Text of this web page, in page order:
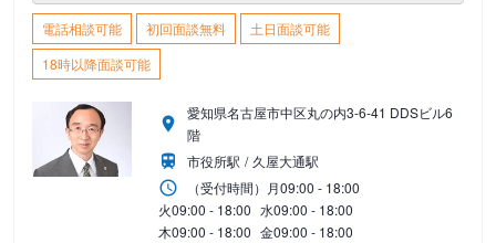
電話相談可能 初回面談無料
土日面談可能
18時以降面談可能
愛知県名古屋市中区丸の内3-6-41 DDSビル6
階
市役所駅
久屋大通駅
（受付時間） 月09:00 - 18:00
火09:00 - 18:00 水09:00 - 18:00
木09:00 - 18:00 金09:00 - 18:00